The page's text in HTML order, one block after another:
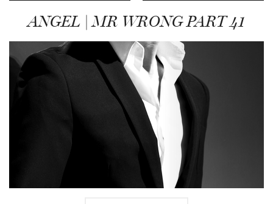
ANGEL | MR WRONG PART 41